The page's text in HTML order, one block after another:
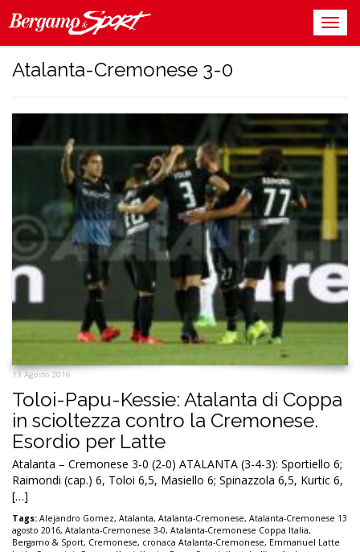
Atalanta-Cremonese 3-0
13 Agosto 2016
Toloi-Papu-Kessie: Atalanta di Coppa
in scioltezza contro la Cremonese.
Esordio per Latte
Atalanta – Cremonese 3-0 (2-0) ATALANTA (3-4-3): Sportiello 6;
Raimondi (cap.) 6, Toloi 6,5, Masiello 6; Spinazzola 6,5, Kurtic 6,
[…]
Tags: Alejandro Gomez, Atalanta, Atalanta-Cremonese, Atalanta-Cremonese 13
agosto 2016, Atalanta-Cremonese 3-0, Atalanta-Cremonese Coppa Italia,
Bergamo & Sport, Cremonese, cronaca Atalanta-Cremonese, Emmanuel Latte